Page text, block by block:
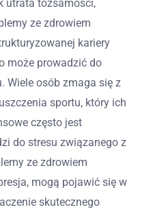
utrata tożsamości,
ze zdrowiem
kariery
może prowadzić do
Wiele osób zmaga się z
sportu, który ich
często jest
do stresu związanego z
ze zdrowiem
mogą pojawić się w
skutecznego